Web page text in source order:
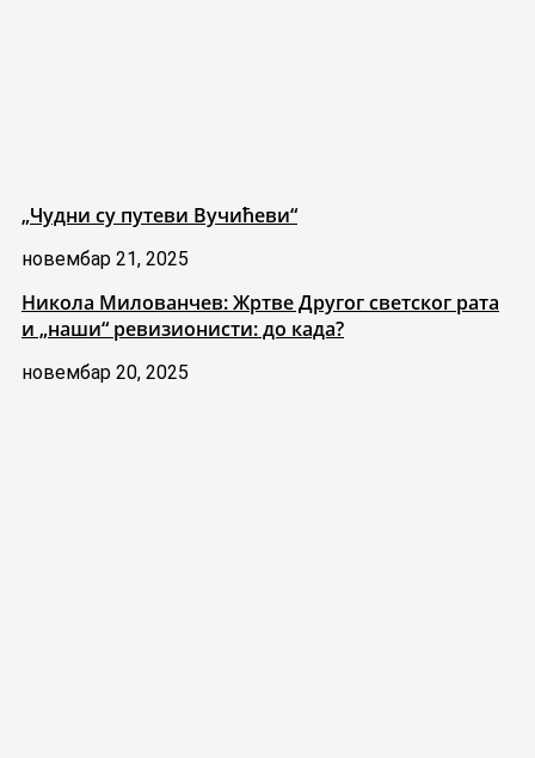
„Чудни су путеви Вучићеви“
новембар 21, 2025
Никола Милованчев: Жртве Другог светског рата
и „наши“ ревизионисти: до када?
новембар 20, 2025